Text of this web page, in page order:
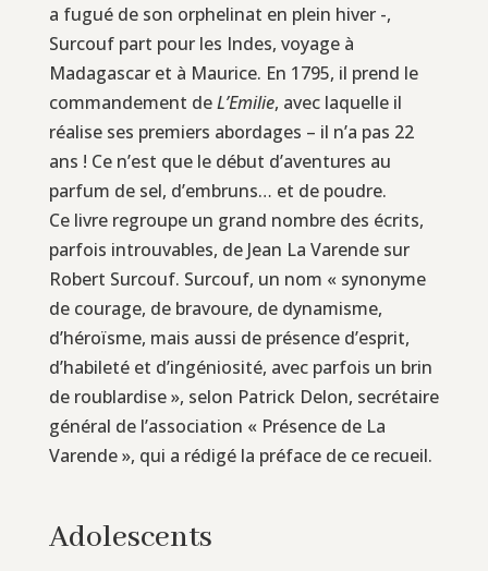
a fugué de son orphelinat en plein hiver -,
Surcouf part pour les Indes, voyage à
Madagascar et à Maurice. En 1795, il prend le
commandement deL’Emilie, avec laquelle il
réalise ses premiers abordages – il n’a pas 22
ans ! Ce n’est que le début d’aventures au
parfum de sel, d’embruns… et de poudre.
Ce livre regroupe un grand nombre des écrits,
parfois introuvables, de Jean La Varende sur
Robert Surcouf. Surcouf, un nom « synonyme
de courage, de bravoure, de dynamisme,
d’héroïsme, mais aussi de présence d’esprit,
d’habileté et d’ingéniosité, avec parfois un brin
de roublardise », selon Patrick Delon, secrétaire
général de l’association « Présence de La
Varende », qui a rédigé la préface de ce recueil.
Adolescents